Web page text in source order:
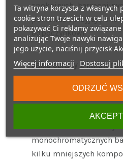
spokojnych,
ponieważ sprzyjają one
odpoczynkowi.
Jakie obrazy z kwiatami
W sypialni najlepiej
monochromatycznych
kilku mniejszych
Ta witryna korzysta z własnych
cookie stron trzecich w celu
pokazywać Ci reklamy
analizując Twoje nawyki
jego użycie, naciśnij przycisk
Więcej informacji Dostosuj
ODRZUĆ